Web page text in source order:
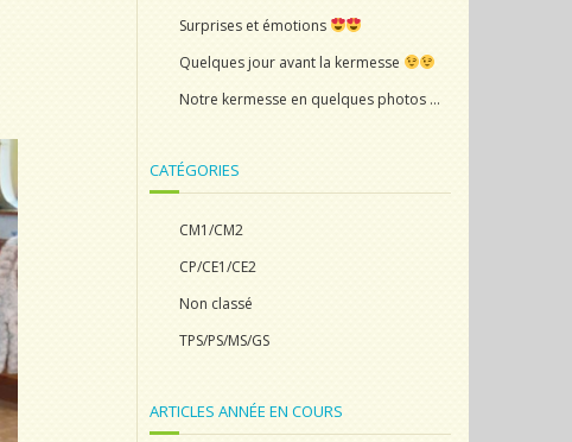
Surprises et émotions
Quelques jour avant la kermesse
Notre kermesse en quelques photos …
CATÉGORIES
CM1/CM2
CP/CE1/CE2
Non classé
TPS/PS/MS/GS
ARTICLES ANNÉE EN COURS